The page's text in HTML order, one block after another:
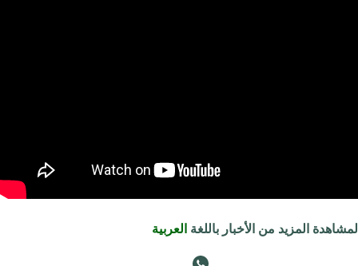
لمشاهدة المزيد من الأخبار باللغة العربية